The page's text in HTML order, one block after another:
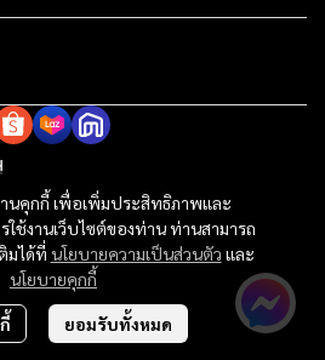
านคุกกี้ เพื่อเพิ่มประสิทธิภาพและ
ช้งานเว็บไซต์ของท่าน ท่านสามารถ
มได้ที่ นโยบายความเป็นส่วนตัว และ
นโยบายคุกกี้
ยอมรับทั้งหมด